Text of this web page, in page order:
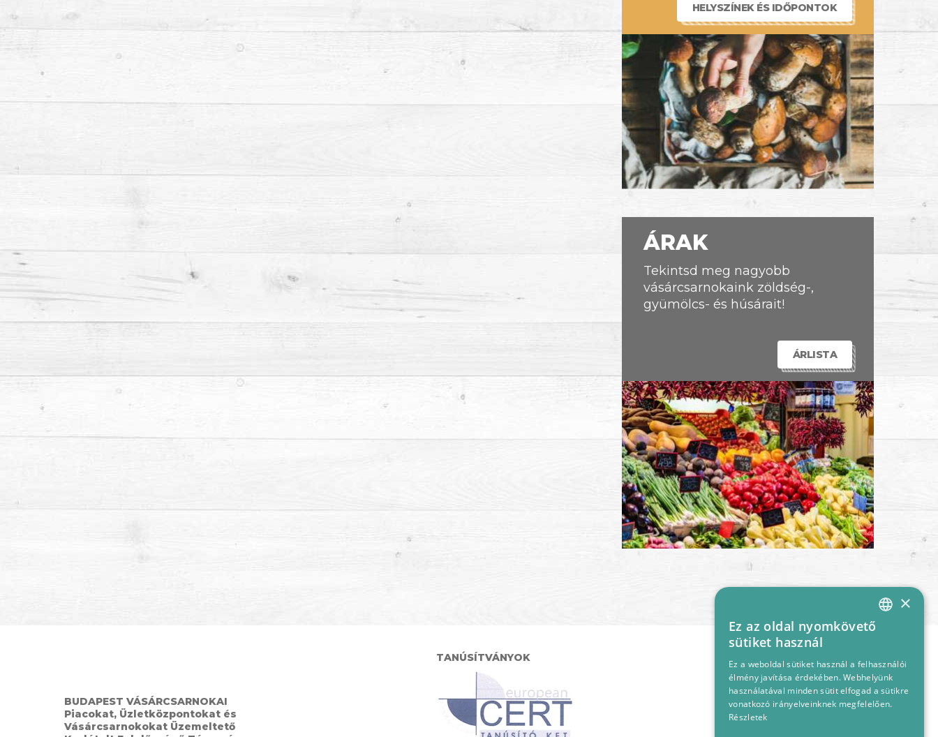
HELYSZÍNEK ÉS IDŐPONTOK
ÁRAK
Tekintsd meg nagyobb
vásárcsarnokaink zöldség-,
gyümölcs- és húsárait!
ÁRLISTA
BUDAPEST VÁSÁRCSARNOKAI
Piacokat, Üzletközpontokat és
Vásárcsarnokokat Üzemeltető
TANÚSÍTVÁNYOK
HUNGARIAN
×
Ez az oldal nyomkövető
sütiket használ
Ez a weboldal sütiket használ a felhasználói
élmény javítása érdekében. Webhelyünk
használatával minden sütit elfogad a sütikre
vonatkozó irányelveinknek megfelelően.
Részletek